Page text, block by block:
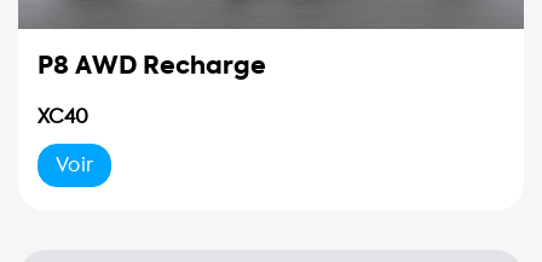
P8 AWD Recharge
XC40
Voir